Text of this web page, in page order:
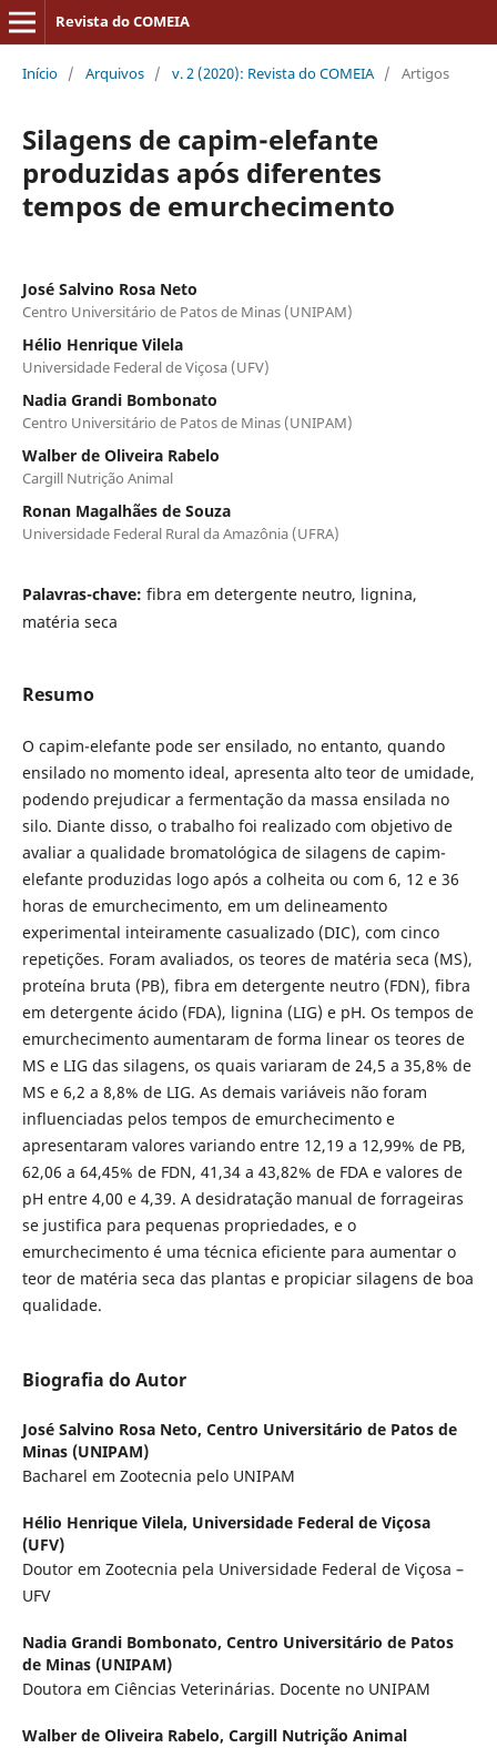
Revista do COMEIA
Início / Arquivos / v. 2 (2020): Revista do COMEIA / Artigos
Silagens de capim-elefante
produzidas após diferentes
tempos de emurchecimento
José Salvino Rosa Neto
Centro Universitário de Patos de Minas (UNIPAM)
Hélio Henrique Vilela
Universidade Federal de Viçosa (UFV)
Nadia Grandi Bombonato
Centro Universitário de Patos de Minas (UNIPAM)
Walber de Oliveira Rabelo
Cargill Nutrição Animal
Ronan Magalhães de Souza
Universidade Federal Rural da Amazônia (UFRA)
Palavras-chave: fibra em detergente neutro, lignina,
matéria seca
Resumo
O capim-elefante pode ser ensilado, no entanto, quando
ensilado no momento ideal, apresenta alto teor de umidade,
podendo prejudicar a fermentação da massa ensilada no
silo. Diante disso, o trabalho foi realizado com objetivo de
avaliar a qualidade bromatológica de silagens de capim-
elefante produzidas logo após a colheita ou com 6, 12 e 36
horas de emurchecimento, em um delineamento
experimental inteiramente casualizado (DIC), com cinco
repetições. Foram avaliados, os teores de matéria seca (MS),
proteína bruta (PB), fibra em detergente neutro (FDN), fibra
em detergente ácido (FDA), lignina (LIG) e pH. Os tempos de
emurchecimento aumentaram de forma linear os teores de
MS e LIG das silagens, os quais variaram de 24,5 a 35,8% de
MS e 6,2 a 8,8% de LIG. As demais variáveis não foram
influenciadas pelos tempos de emurchecimento e
apresentaram valores variando entre 12,19 a 12,99% de PB,
62,06 a 64,45% de FDN, 41,34 a 43,82% de FDA e valores de
pH entre 4,00 e 4,39. A desidratação manual de forrageiras
se justifica para pequenas propriedades, e o
emurchecimento é uma técnica eficiente para aumentar o
teor de matéria seca das plantas e propiciar silagens de boa
qualidade.
Biografia do Autor
José Salvino Rosa Neto, Centro Universitário de Patos de
Minas (UNIPAM)
Bacharel em Zootecnia pelo UNIPAM
Hélio Henrique Vilela, Universidade Federal de Viçosa
(UFV)
Doutor em Zootecnia pela Universidade Federal de Viçosa –
UFV
Nadia Grandi Bombonato, Centro Universitário de Patos
de Minas (UNIPAM)
Doutora em Ciências Veterinárias. Docente no UNIPAM
Walber de Oliveira Rabelo, Cargill Nutrição Animal